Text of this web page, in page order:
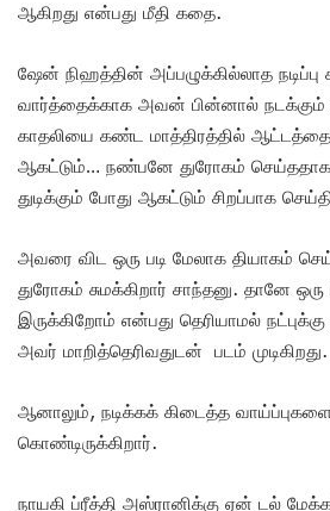
ஆகிறது என்பது மீதி கதை.
ஷேன் நிஹத்தின் அப்பழுக்கில்லாத
வார்த்தைக்காக அவன் பின்னால் நடக்கும்
காதலியை கண்ட மாத்திரத்தில்
ஆகட்டும்… நண்பனே துரோகம் செய்ததாக
துடிக்கும் போது ஆகட்டும் சிறப்பாக
அவரை விட ஒரு படி மேலாக தியாகம்
துரோகம் சுமக்கிறார் சாந்தனு. தானே
இருக்கிறோம் என்பது தெரியாமல்
அவர் மாறித்தெரிவதுடன் படம் முடிகிறது.
ஆனாலும், நடிக்கக் கிடைத்த
கொண்டிருக்கிறார்.
நாயகி ப்ரீத்தி அஸ்ரானிக்கு ஏன் டல்